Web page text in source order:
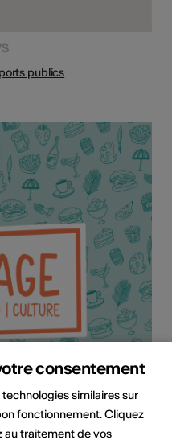
publics
consentement
similaires sur
fonctionnement. Cliquez
au traitement de vos